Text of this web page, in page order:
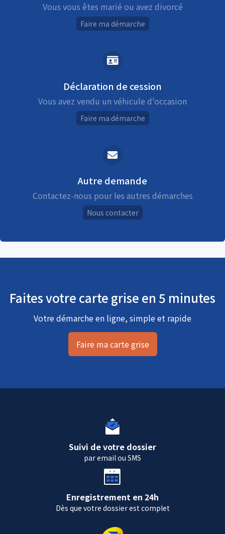
Vous vous êtes marié ou avez divorcé
Faire ma démarche
Déclaration de cession
Vous avez vendu un véhicule d'occasion
Faire ma démarche
Autre demande
Contactez-nous pour les autres démarches
Nous contacter
Faites votre carte grise en 5 minutes
Votre démarche en ligne, simple et rapide
Faire ma carte grise
Suivi de votre dossier
par email ou SMS
Enregistrement en 24h
Dès que votre dossier est complet